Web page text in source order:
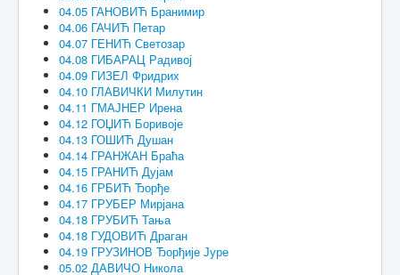
04.05 ГАНОВИЋ Бранимир
04.06 ГАЧИЋ Петар
04.07 ГЕНИЋ Светозар
04.08 ГИБАРАЦ Радивој
04.09 ГИЗЕЛ Фридрих
04.10 ГЛАВИЧКИ Милутин
04.11 ГМАЈНЕР Ирена
04.12 ГОЏИЋ Боривоје
04.13 ГОШИЋ Душан
04.14 ГРАНЖАН Браћа
04.15 ГРАНИЋ Дујам
04.16 ГРБИЋ Ђорђе
04.17 ГРУБЕР Мирјана
04.18 ГРУБИЋ Тања
04.18 ГУДОВИЋ Драган
04.19 ГРУЗИНОВ Ђорђије Јуре
05.02 ДАВИЧО Никола